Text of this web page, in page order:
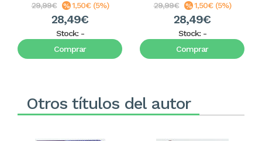
29,99€ 1,50€ (5%)
28,49€
Stock: -
Comprar
29,99€ 1,50€ (5%)
28,49€
Stock: -
Comprar
Otros títulos del autor